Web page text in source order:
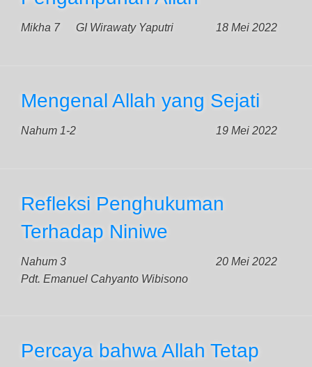
Mikha 7 18 Mei 2022
GI Wirawaty Yaputri
Mengenal Allah yang Sejati
Nahum 1-2 19 Mei 2022
Refleksi Penghukuman
Terhadap Niniwe
Nahum 3
20 Mei 2022
Pdt. Emanuel Cahyanto Wibisono
Percaya bahwa Allah Tetap